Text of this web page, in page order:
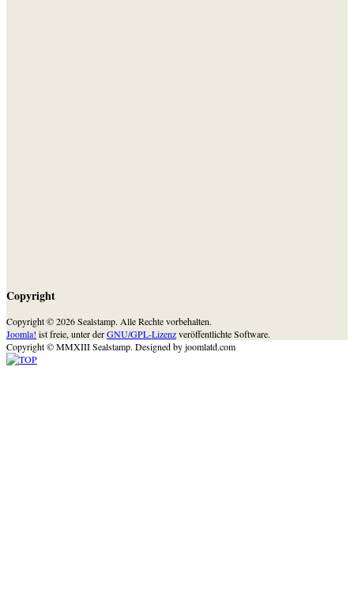
Copyright
Copyright © 2026 Sealstamp. Alle Rechte vorbehalten.
Joomla! ist freie, unter derGNU/GPL-Lizenzveröffentlichte Software.
Copyright © MMXIII Sealstamp. Designed by joomlatd.com